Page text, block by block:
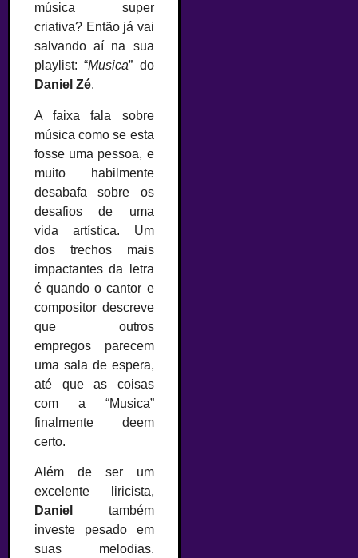
música super
criativa? Então já vai
salvando aí na sua
playlist: “Musica” do
Daniel Zé.
A faixa fala sobre
música como se esta
fosse uma pessoa, e
muito habilmente
desabafa sobre os
desafios de uma
vida artística. Um
dos trechos mais
impactantes da letra
é quando o cantor e
compositor descreve
que outros
empregos parecem
uma sala de espera,
até que as coisas
com a “Musica”
finalmente deem
certo.
Além de ser um
excelente liricista,
Daniel
também
investe pesado em
suas melodias.